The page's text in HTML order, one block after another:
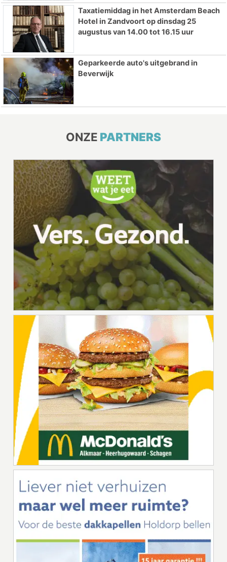
Taxatiemiddag in het Amsterdam Beach
Hotel in Zandvoort op dinsdag 25
augustus van 14.00 tot 16.15 uur
Geparkeerde auto's uitgebrand in
Beverwijk
ONZE PARTNERS